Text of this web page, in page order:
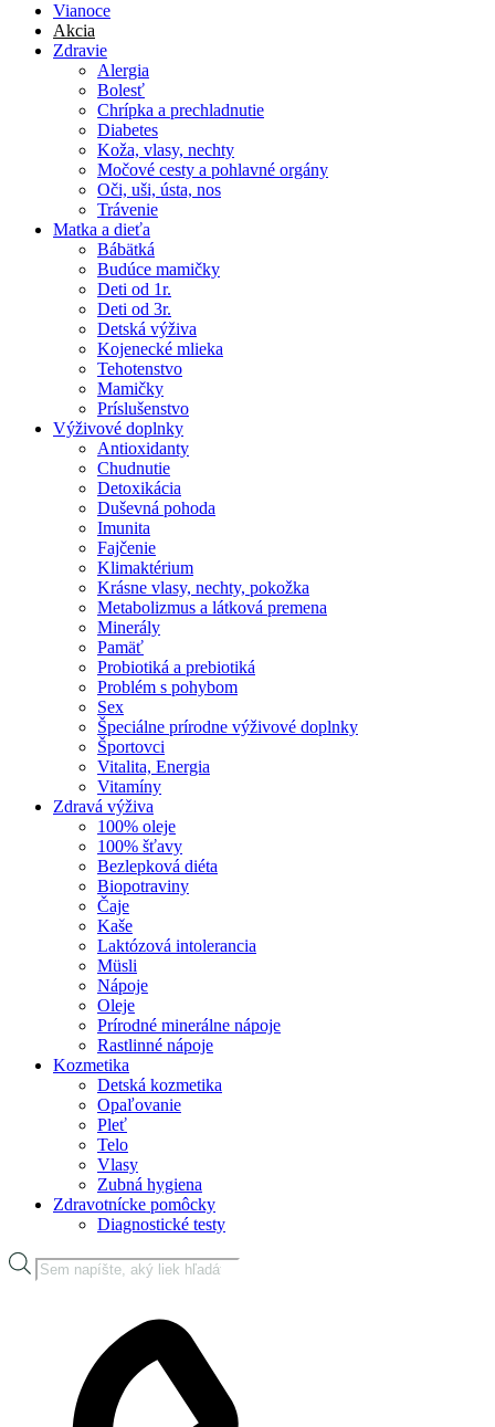
Vianoce
Akcia
Zdravie
Alergia
Bolesť
Chrípka a prechladnutie
Diabetes
Koža, vlasy, nechty
Močové cesty a pohlavné orgány
Oči, uši, ústa, nos
Trávenie
Matka a dieťa
Bábätká
Budúce mamičky
Deti od 1r.
Deti od 3r.
Detská výživa
Kojenecké mlieka
Tehotenstvo
Mamičky
Príslušenstvo
Výživové doplnky
Antioxidanty
Chudnutie
Detoxikácia
Duševná pohoda
Imunita
Fajčenie
Klimaktérium
Krásne vlasy, nechty, pokožka
Metabolizmus a látková premena
Minerály
Pamäť
Probiotiká a prebiotiká
Problém s pohybom
Sex
Špeciálne prírodne výživové doplnky
Športovci
Vitalita, Energia
Vitamíny
Zdravá výživa
100% oleje
100% šťavy
Bezlepková diéta
Biopotraviny
Čaje
Kaše
Laktózová intolerancia
Müsli
Nápoje
Oleje
Prírodné minerálne nápoje
Rastlinné nápoje
Kozmetika
Detská kozmetika
Opaľovanie
Pleť
Telo
Vlasy
Zubná hygiena
Zdravotnícke pomôcky
Diagnostické testy
Products
search